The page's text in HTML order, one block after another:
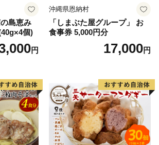
島恵み
個)
円
沖縄県恩納村
「しまぶた屋グループ」 お
食事券 5,000円分
17,000円